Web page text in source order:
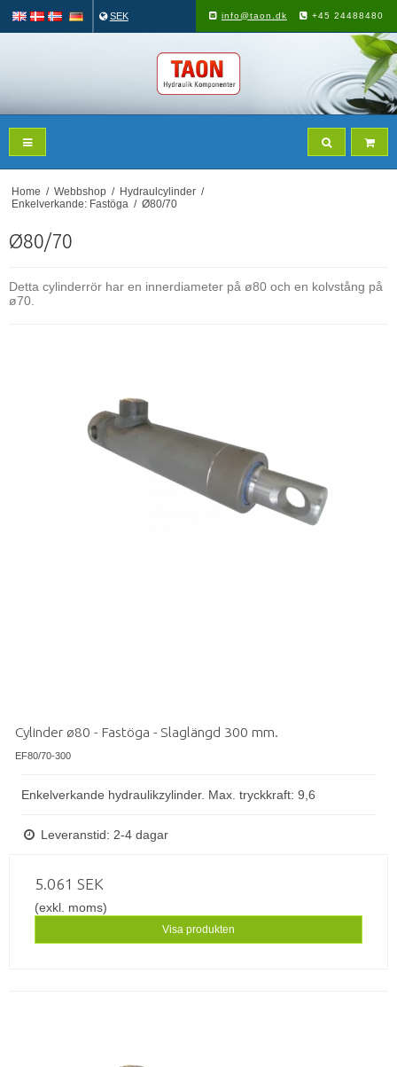
SEK info@taon.dk +45 24488480
Home / Webbshop / Hydraulcylinder /
Enkelverkande: Fastöga / Ø80/70
Ø80/70
Detta cylinderrör har en innerdiameter på ø80 och en kolvstång på
ø70.
Cylinder ø80 - Fastöga - Slaglängd 300 mm.
EF80/70-300
Enkelverkande hydraulikzylinder. Max. tryckkraft: 9,6
Leveranstid: 2-4 dagar
5.061 SEK
(exkl. moms)
Visa produkten